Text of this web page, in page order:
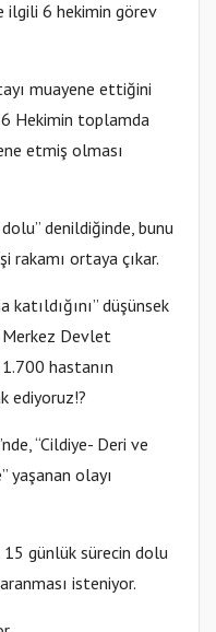
ilgili 6 hekimin görev
muayene ettiğini
Hekimin toplamda
etmiş olması
denildiğinde, bunu
rakamı ortaya çıkar.
katıldığını” düşünsek
Merkez Devlet
hastanın
ediyoruz!?
“Cildiye- Deri ve
yaşanan olayı
15 günlük sürecin dolu
isteniyor.